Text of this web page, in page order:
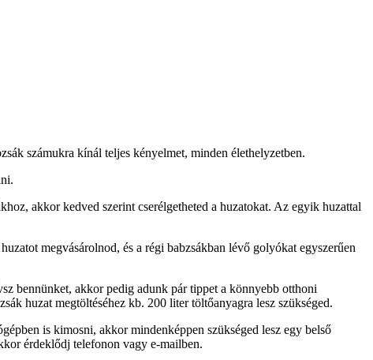
számukra kínál teljes kényelmet, minden élethelyzetben.
akkor kedved szerint cserélgetheted a huzatokat. Az egyik huzattal
megvásárolnod, és a régi babzsákban lévő golyókat egyszerűen
bennünket, akkor pedig adunk pár tippet a könnyebb otthoni
huzat megtöltéséhez kb. 200 liter töltőanyagra lesz szükséged.
is kimosni, akkor mindenképpen szükséged lesz egy belső
érdeklődj telefonon vagy e-mailben.